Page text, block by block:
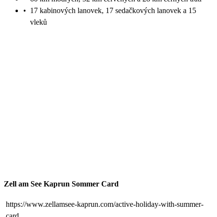
• 17 kabinových lanovek, 17 sedačkových lanovek a 15
vleků
Zell am See Kaprun Sommer Card
https://www.zellamsee-kaprun.com/active-holiday-with-summer-